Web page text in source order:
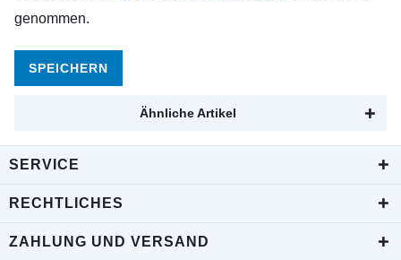
genommen.
SPEICHERN
Ähnliche Artikel
SERVICE
RECHTLICHES
ZAHLUNG UND VERSAND